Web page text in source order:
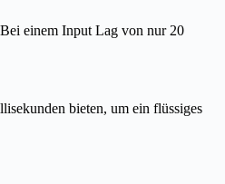
einem Input Lag von nur 20
bieten, um ein flüssiges